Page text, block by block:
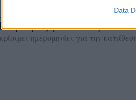
Data
των αιτήσεων στο
για Όλους»
ημερομηνίες για την